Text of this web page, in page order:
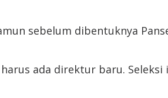
sebelum dibentuknya
ada direktur baru.